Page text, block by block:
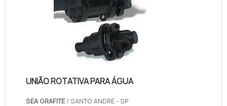
que gera a diminuição do risco de
problemas maiores além de ter um
custo mais acessível para os
clientes. Já a manutenção corretiva,
acontece sempre que os.
UNIÃO ROTATIVA PARA ÁGUA
SEA GRAFITE/ SANTO ANDRÉ - SP